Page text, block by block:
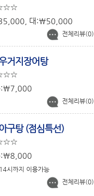
대:￦50,000
전체리뷰(0)
거지장어탕
:￦7,000
전체리뷰(0)
구탕 (점심특선)
:￦8,000
시까지 이용가능
전체리뷰(0)